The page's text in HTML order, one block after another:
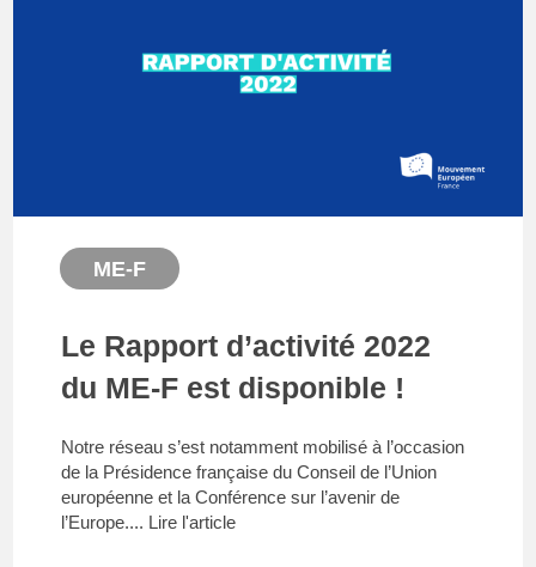
ME-F
Le Rapport d’activité 2022
du ME-F est disponible !
Notre réseau s’est notamment mobilisé à l’occasion
de la Présidence française du Conseil de l’Union
européenne et la Conférence sur l’avenir de
l’Europe.... Lire l'article